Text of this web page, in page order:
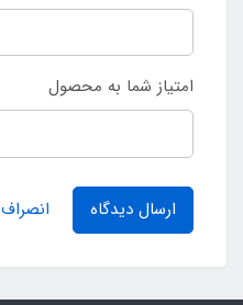
امتیاز شما به محصول
ارسال دیدگاه انصراف